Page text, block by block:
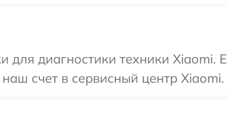
диагностики техники Xiaomi.
счет в сервисный центр Xiaomi.